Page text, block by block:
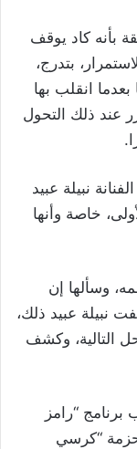
بأنه كاد يوقف
بتدرج،
انقلب بها
عند ذلك التحول
نبيلة عبيد
خاصة وأنها
وسألها إن
نبيلة عبيد ذلك،
التالية، وكشف
برنامج “رامز
“كرسي